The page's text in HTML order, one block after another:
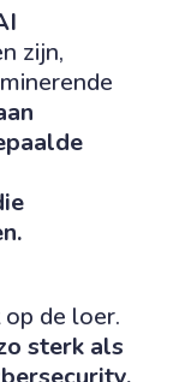
zijn,
de loer.
sterk als